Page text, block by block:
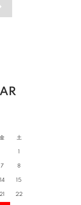
金 土
1
7 8
14 15
21 22